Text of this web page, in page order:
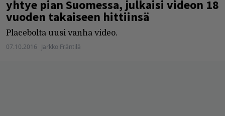
yhtye pian Suomessa, julkaisi videon 18
vuoden takaiseen hittiinsä
Placebolta uusi vanha video.
07.10.2016 Jarkko Fräntilä